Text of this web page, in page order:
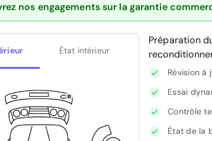
nos engagements sur la garantie
État intérieur
Préparation
Révision à
Essai
Contrôle
État de la